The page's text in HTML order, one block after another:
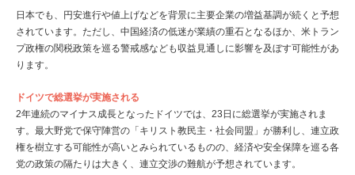
日本でも、円安進行や値上げなどを背景に主要企業の増益基調が続くと予想
されています。ただし、中国経済の低迷が業績の重石となるほか、米トラン
プ政権の関税政策を巡る警戒感なども収益見通しに影響を及ぼす可能性があ
ります。
ドイツで総選挙が実施される
2年連続のマイナス成長となったドイツでは、23日に総選挙が実施されま
す。最大野党で保守陣営の「キリスト教民主・社会同盟」が勝利し、連立政
権を樹立する可能性が高いとみられているものの、経済や安全保障を巡る各
党の政策の隔たりは大きく、連立交渉の難航が予想されています。